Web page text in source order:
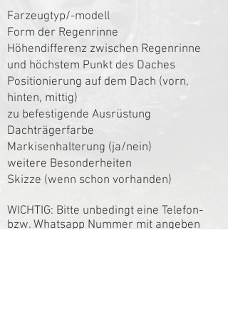
Farzeugtyp/-modell
Form der Regenrinne
Höhendifferenz zwischen Regenrinne
und höchstem Punkt des Daches
Positionierung auf dem Dach (vorn,
hinten, mittig)
zu befestigende Ausrüstung
Dachträgerfarbe
Markisenhalterung (ja/nein)
weitere Besonderheiten
Skizze (wenn schon vorhanden)
WICHTIG: Bitte unbedingt eine Telefon-
bzw. Whatsapp Nummer mit angeben